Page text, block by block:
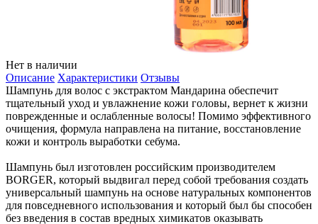
Нет в наличии
Описание Характеристики Отзывы
Шампунь для волос с экстрактом Мандарина обеспечит
тщательный уход и увлажнение кожи головы, вернет к жизни
поврежденные и ослабленные волосы! Помимо эффективного
очищения, формула направлена на питание, восстановление
кожи и контроль выработки себума.
Шампунь был изготовлен российским производителем
BORGER, который выдвигал перед собой требования создать
универсальный шампунь на основе натуральных компонентов
для повседневного использования и который был бы способен
без введения в состав вредных химикатов оказывать